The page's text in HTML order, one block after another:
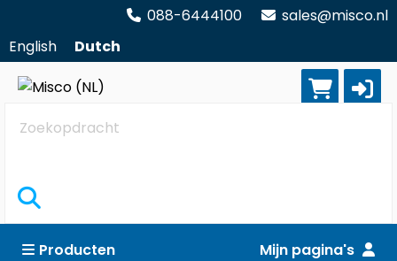
088-6444100
sales@misco.nl
English
Dutch
Zoekopdracht
Producten Mijn pagina's